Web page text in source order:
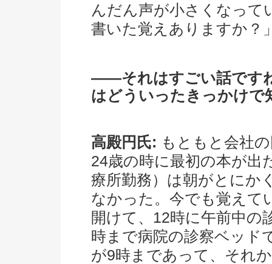
んだん声が小さくなって
書いた覚えありますか？
――それはすごい話です
はどういったきっかけで
高殿円氏: もともと会社
24歳の時に最初の本が出
療所勤務）は朝がとにか
なかった。今でも覚えて
開けて、12時に午前中の
時まで病院の診察ベッド
が9時まであって、それ